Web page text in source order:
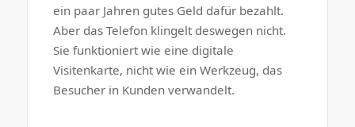
ein paar Jahren gutes Geld dafür bezahlt.
Aber das Telefon klingelt deswegen nicht.
Sie funktioniert wie eine digitale
Visitenkarte, nicht wie ein Werkzeug, das
Besucher in Kunden verwandelt.